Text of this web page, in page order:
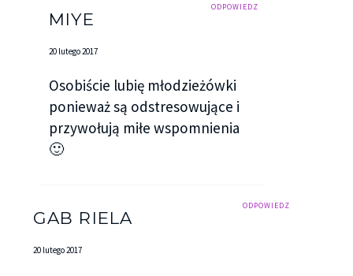
ODPOWIEDZ
MIYE
20 lutego 2017
Osobiście lubię młodzieżówki
ponieważ są odstresowujące i
przywołują miłe wspomnienia
🙂
ODPOWIEDZ
GAB RIELA
20 lutego 2017